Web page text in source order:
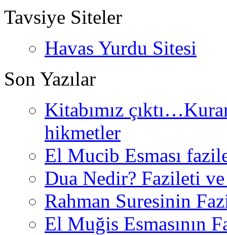
Tavsiye Siteler
Havas Yurdu Sitesi
Son Yazılar
Kitabımız
hikmetler
El Mucib Esması
Dua Nedir? Fazileti
Rahman Suresinin
El Muğis Esmasının